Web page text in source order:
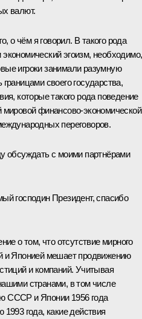
валют.
о чём я говорил. В такого рода
эгоизм, необходимо,
игроки занимали разумную
своего государства,
которые такого рода поведение
финансово-экономической
переговоров.
обсуждать с моими партнёрами
господин Президент, спасибо
о том, что отсутствие мирного
и Японией мешает продвижению
и компаний. Учитывая
странами, в том числе
СССР и Японии 1956 года
года, какие действия